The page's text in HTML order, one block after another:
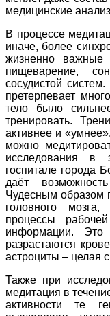
медицинские
В процессе
иначе, более
жизненно важные
пищеварение,
сосудистой
претерпевает
тело было
тренировать.
активнее и
можно
исследования в
госпитале города
даёт
Чудесным образом
головного
процессы
информации.
разрастаются
астроциты – целая
Также при
медитация в
активности те